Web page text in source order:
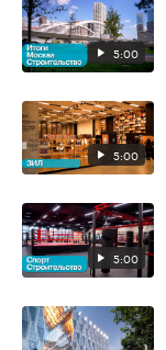
5:00
5:00
5:00